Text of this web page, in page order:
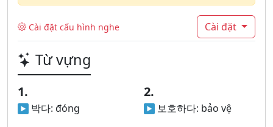
Cài đặt cấu hình nghe Cài đặt
Từ vựng
1.
박다: đóng
2.
보호하다: bảo vệ